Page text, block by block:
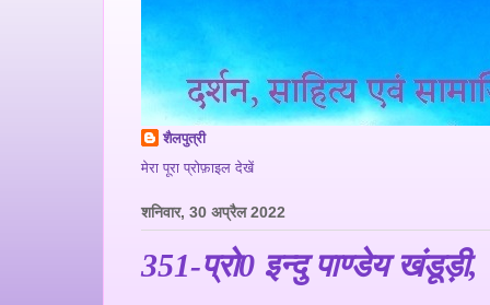
शैलपुत्री
मेरा पूरा प्रोफ़ाइल देखें
शनिवार, 30 अप्रैल 2022
351-प्रो0 इन्दु पाण्डेय खंडूड़ी,